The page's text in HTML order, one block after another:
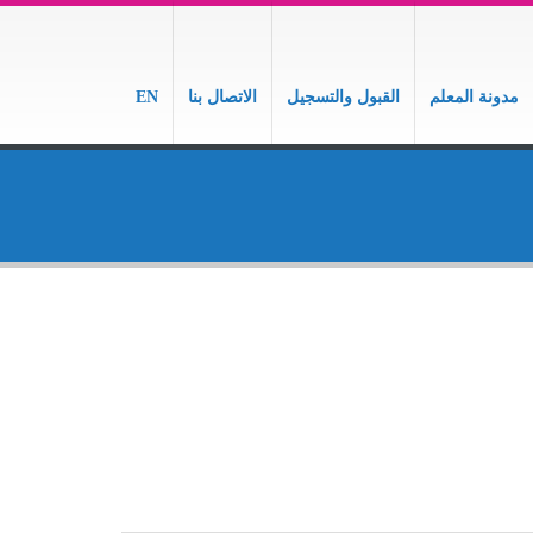
مدونة المعلم القبول والتسجيل الاتصال بنا EN